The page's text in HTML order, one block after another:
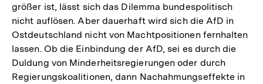
größer ist, lässt sich das Dilemma bundespolitisch
nicht auflösen. Aber dauerhaft wird sich die AfD in
Ostdeutschland nicht von Machtpositionen fernhalten
lassen. Ob die Einbindung der AfD, sei es durch die
Duldung von Minderheitsregierungen oder durch
Regierungskoalitionen, dann Nachahmungseffekte in